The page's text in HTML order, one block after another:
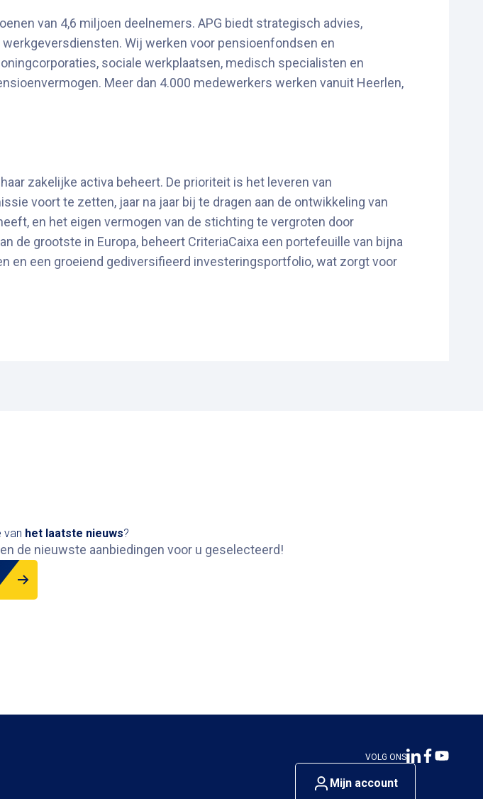
van 4,6 miljoen deelnemers. APG biedt strategisch advies,
Wij werken voor pensioenfondsen en
sociale werkplaatsen, medisch specialisten en
Meer dan 4.000 medewerkers werken vanuit Heerlen,
zakelijke activa beheert. De prioriteit is het leveren van
voort te zetten, jaar na jaar bij te dragen aan de ontwikkeling van
en het eigen vermogen van de stichting te vergroten door
de grootste in Europa, beheert CriteriaCaixa een portefeuille van bijna
en een groeiend gediversifieerd investeringsportfolio, wat zorgt voor
van het laatste nieuws?
de nieuwste aanbiedingen voor u geselecteerd!
VOLG ONS
Mijn account